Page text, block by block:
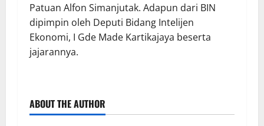
Patuan Alfon Simanjutak. Adapun dari BIN
dipimpin oleh Deputi Bidang Intelijen
Ekonomi, I Gde Made Kartikajaya beserta
jajarannya.
ABOUT THE AUTHOR